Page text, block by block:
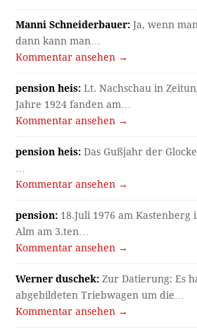
Manni Schneiderbauer: Ja, wenn
dann kann man…
Kommentar ansehen →
pension heis: Lt. Nachschau in
Jahre 1924 fanden am…
Kommentar ansehen →
pension heis: Das Gußjahr der
Kommentar ansehen →
pension: 18.Juli 1976 am
Alm am 3.ten…
Kommentar ansehen →
Werner duschek: Zur Datierung: Es
abgebildeten Triebwagen um die…
Kommentar ansehen →